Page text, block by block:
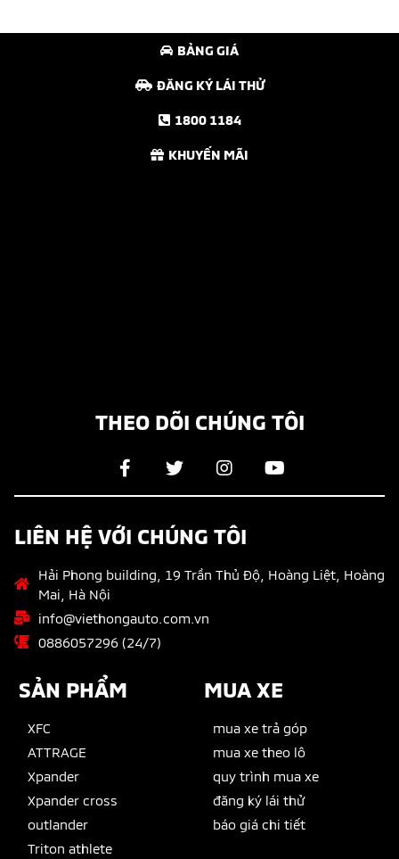
BẢNG GIÁ
ĐĂNG KÝ LÁI THỬ
1800 1184
KHUYẾN MÃI
THEO DÕI CHÚNG TÔI
LIÊN HỆ VỚI CHÚNG TÔI
Hải Phong building, 19 Trần Thủ Độ, Hoàng Liệt, Hoàng
Mai, Hà Nội
info@viethongauto.com.vn
0886057296 (24/7)
SẢN PHẨM
XFC
ATTRAGE
Xpander
Xpander cross
outlander
Triton athlete
MUA XE
mua xe trả góp
mua xe theo lô
quy trình mua xe
đăng ký lái thử
báo giá chi tiết